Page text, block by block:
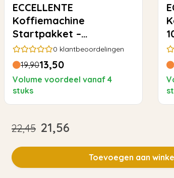
ECCELLENTE
Koffiemachine
Startpakket –
Ontkalkingstabletten
(6x) +
Reinigingstabletten
(10x)
0 klantbeoordelingen
19,9013,50
Volume voordeel vanaf 4
stuks
22,45 21,56
Toevoegen aan